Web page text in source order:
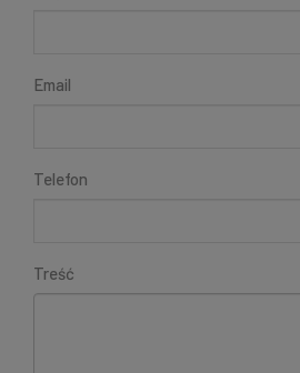
Email
Telefon
Treść